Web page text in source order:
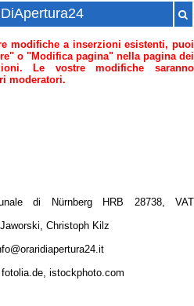
modifiche a inserzioni esistenti, puoi
o "Modifica pagina" nella pagina dei
Le vostre modifiche saranno
moderatori.
di Nürnberg HRB 28738, VAT
Christoph Kilz
istockphoto.com